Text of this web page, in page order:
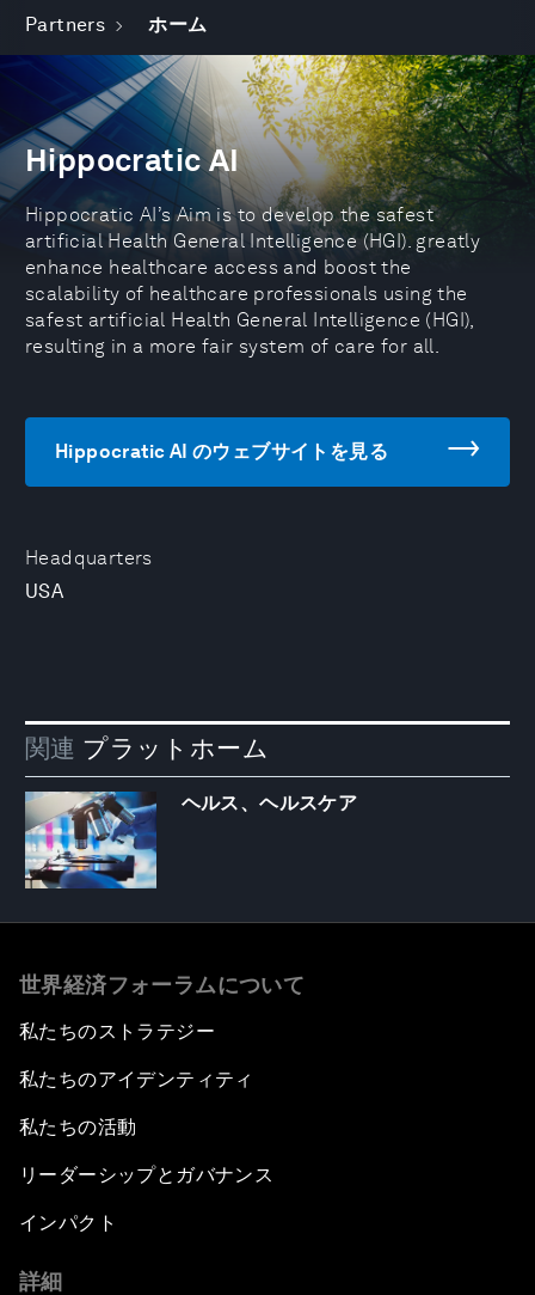
Partners ホーム
Headquarters
USA
Hippocratic AI
Hippocratic AI’s Aim is to develop the safest
artificial Health General Intelligence (HGI). greatly
enhance healthcare access and boost the
scalability of healthcare professionals using the
safest artificial Health General Intelligence (HGI),
resulting in a more fair system of care for all.
Hippocratic AI のウェブサイトを見る
関連 プラットホーム
ヘルス、ヘルスケア
世界経済フォーラムについて
私たちのストラテジー
私たちのアイデンティティ
私たちの活動
リーダーシップとガバナンス
インパクト
詳細